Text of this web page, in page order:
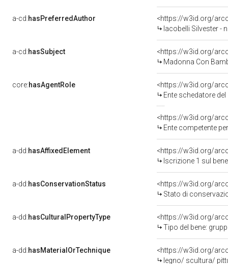
a-cd:hasPreferredAuthor
<https://w3id.org/
Iacobelli Silvester -
a-cd:hasSubject
<https://w3id.org/
Madonna Con
core:hasAgentRole
<https://w3id.org/
Ente schedatore del
<https://w3id.org/
Ente competente per tutela
a-dd:hasAffixedElement
<https://w3id.org/
Iscrizione 1 sul
a-dd:hasConservationStatus
<https://w3id.org/
Stato di
a-dd:hasCulturalPropertyType
<https://w3id.org/
Tipo del bene:
a-dd:hasMaterialOrTechnique
<https://w3id.org/
legno/ scultura/